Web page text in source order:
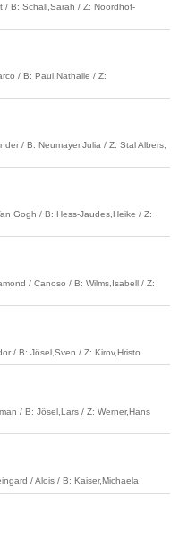
/ B: Schall,Sarah / Z: Noordhof-
/ B: Paul,Nathalie / Z:
/ B: Neumayer,Julia / Z: Stal Albers,
Gogh / B: Hess-Jaudes,Heike / Z:
/ Canoso / B: Wilms,Isabell / Z:
/ B: Jösel,Sven / Z: Kirov,Hristo
/ B: Jösel,Lars / Z: Werner,Hans
/ Alois / B: Kaiser,Michaela